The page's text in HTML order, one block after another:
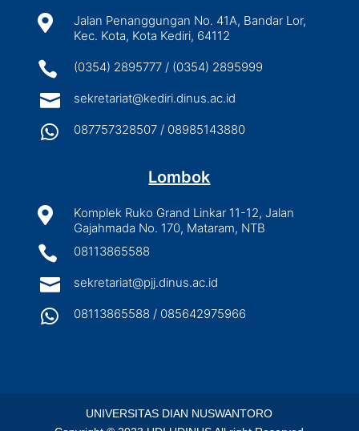

Jalan Penanggungan No. 41A, Bandar Lor,
Kec. Kota, Kota Kediri, 64112
 (0354) 2895777 / (0354) 2895999
 sekretariat@kediri.dinus.ac.id
 087757328507 / 08985143880
Lombok

Komplek Ruko Grand Linkar 11-12, Jalan
Gajahmada No. 170, Mataram, NTB
 08113865588
 sekretariat@pjj.dinus.ac.id
 08113865588 / 085642975966
UNIVERSITAS DIAN NUSWANTORO